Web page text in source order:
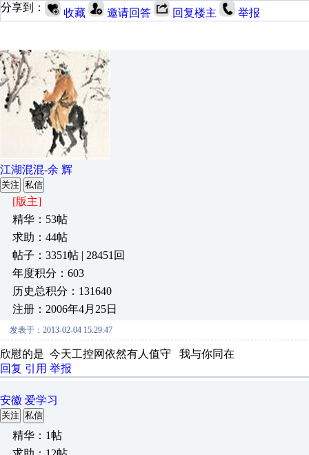
分享到：
收藏 邀请回答 回复楼主 举报
江湖混混-余 辉
关注 私信
[版主]
精华：53帖
求助：44帖
帖子：3351帖 | 28451回
年度积分：603
历史总积分：131640
注册：2006年4月25日
发表于：2013-02-04 15:29:47
欣慰的是 今天工控网依然有人值守 我与你同在
回复 引用 举报
安徽 爱学习
关注 私信
精华：1帖